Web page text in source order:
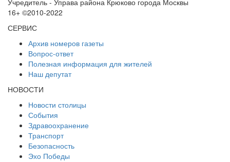
Учредитель - Управа района Крюково города Москвы
16+ ©2010-2022
СЕРВИС
Архив номеров газеты
Вопрос-ответ
Полезная информация для жителей
Наш депутат
НОВОСТИ
Новости столицы
События
Здравоохранение
Транспорт
Безопасность
Эхо Победы